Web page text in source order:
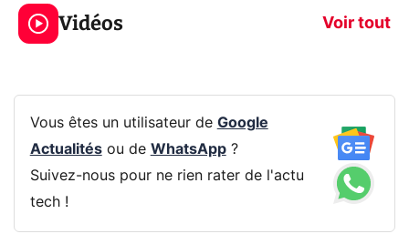
Vidéos Voir tout
CQ32G4ZA !
prochaine
Vous êtes un utilisateur de Google
Actualitésou de WhatsApp?
Suivez-nous pour ne rien rater de l'actu
tech !